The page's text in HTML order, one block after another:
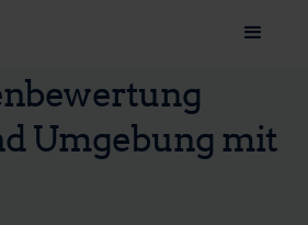
Umgebung mit